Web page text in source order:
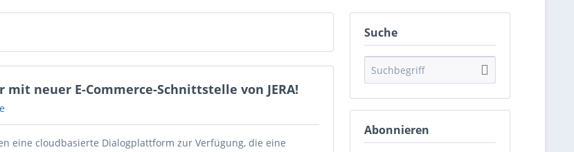
Suche
Abonnieren
neuer E-Commerce-Schnittstelle von JERA!
eine cloudbasierte Dialogplattform zur Verfügung, die eine